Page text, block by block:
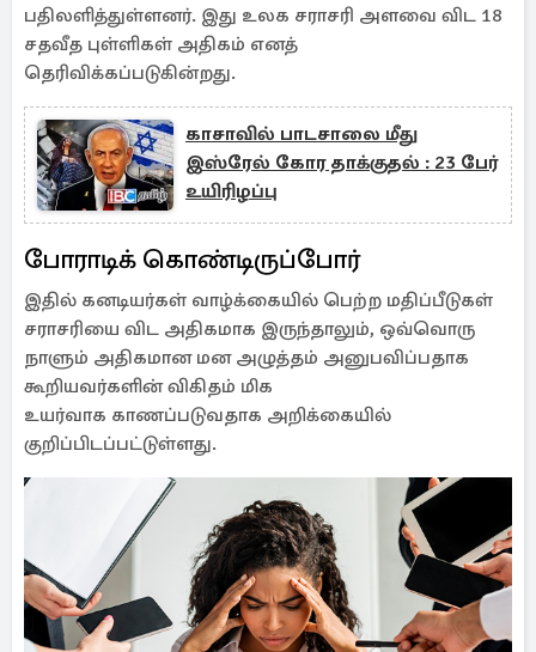
பதிலளித்துள்ளனர். இது உலக சராசரி அளவை விட 18
சதவீத புள்ளிகள் அதிகம் எனத்
தெரிவிக்கப்படுகின்றது.
காசாவில் பாடசாலை மீது
இஸ்ரேல் கோர தாக்குதல் : 23 பேர்
உயிரிழப்பு
போராடிக் கொண்டிருப்போர்
இதில் கனடியர்கள் வாழ்க்கையில் பெற்ற மதிப்பீடுகள்
சராசரியை விட அதிகமாக இருந்தாலும், ஒவ்வொரு
நாளும் அதிகமான மன அழுத்தம் அனுபவிப்பதாக
கூறியவர்களின் விகிதம் மிக
உயர்வாக காணப்படுவதாக அறிக்கையில்
குறிப்பிடப்பட்டுள்ளது.